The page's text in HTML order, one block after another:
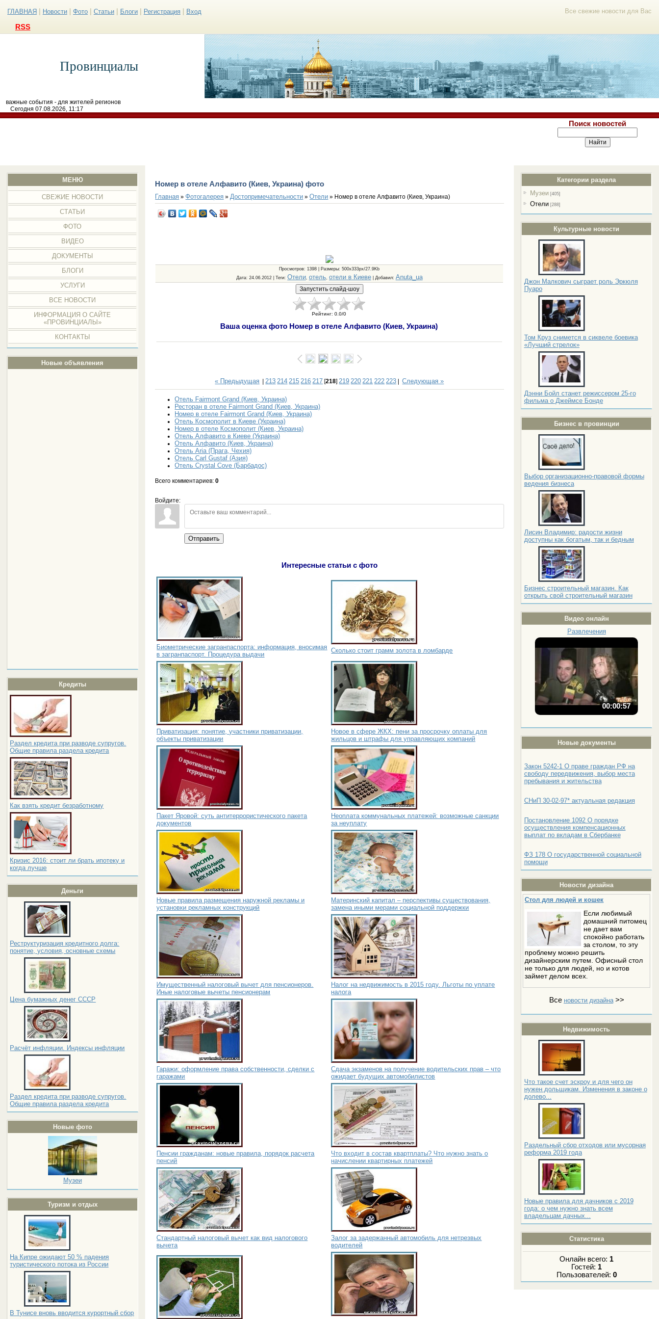
Все свежие новости для Вас
ГЛАВНАЯ Новости Фото Статьи Блоги Регистрация Вход
RSS
Провинциалы
важные события - для жителей регионов
Сегодня 07.08.2026, 11:17
Поиск новостей
МЕНЮ
СВЕЖИЕ НОВОСТИ
СТАТЬИ
ФОТО
ВИДЕО
ДОКУМЕНТЫ
БЛОГИ
УСЛУГИ
ВСЕ НОВОСТИ
ИНФОРМАЦИЯ О САЙТЕ
«ПРОВИНЦИАЛЫ»
КОНТАКТЫ
Новые объявления
Кредиты
Раздел кредита при разводе супругов.
Общие правила раздела кредита
Как взять кредит безработному
Кризис 2016: стоит ли брать ипотеку и
когда лучше
Деньги
Реструктуризация кредитного долга:
понятие, условия, основные схемы
Цена бумажных денег СССР
Расчёт инфляции. Индексы инфляции
Раздел кредита при разводе супругов.
Общие правила раздела кредита
Новые фото
Музеи
Туризм и отдых
На Кипре ожидают 50 % падения
туристического потока из России
В Тунисе вновь вводится курортный сбор
Категории раздела
Музеи [405]
Отели [288]
Культурные новости
Джон Малкович сыграет роль Эркюля
Пуаро
Том Круз снимется в сиквеле боевика
«Лучший стрелок»
Дэнни Бойл станет режиссером 25-го
фильма о Джеймсе Бонде
Бизнес в провинции
Выбор организационно-правовой формы
ведения бизнеса
Лисин Владимир: радости жизни
доступны как богатым, так и бедным
Бизнес строительный магазин. Как
открыть свой строительный магазин
Видео онлайн
Развлечения
00:00:57
Новые документы
Закон 5242-1 О праве граждан РФ на
свободу передвижения, выбор места
пребывания и жительства
СНиП 30-02-97* актуальная редакция
Постановление 1092 О порядке
осуществления компенсационных
выплат по вкладам в Сбербанке
ФЗ 178 О государственной социальной
помощи
Новости дизайна
Стол для людей и кошек
Если любимый
домашний питомец
не дает вам
спокойно работать
за столом, то эту
проблему можно решить
дизайнерским путем. Офисный стол
не только для людей, но и котов
займет делом всех.
Все новости дизайна>>
Недвижимость
Что такое счет эскроу и для чего он
нужен дольщикам. Изменения в законе о
долево...
Раздельный сбор отходов или мусорная
реформа 2019 года
Новые правила для дачников с 2019
года: о чем нужно знать всем
владельцам дачных...
Статистика
Онлайн всего: 1
Гостей: 1
Пользователей: 0
Номер в отеле Алфавито (Киев, Украина) фото
Главная »Фотогалерея » Достопримечательности »Отели » Номер в отеле Алфавито (Киев, Украина)
Просмотров: 1398 | Размеры: 500x333px/27.9Kb
Дата: 24.06.2012 | Теги: Отели отель, отели в Киеве| Добавил: Anuta_ua
Рейтинг:0.0/0
Ваша оценка фото Номер в отеле Алфавито (Киев, Украина)
« Предыдущая | 213 214 215 216 217 [218] 219 220 221 222 223 |Следующая »
Отель Fairmont Grand (Киев, Украина)
Ресторан в отеле Fairmont Grand (Киев, Украина)
Номер в отеле Fairmont Grand (Киев, Украина)
Отель Космополит в Киеве (Украина)
Номер в отеле Космополит (Киев, Украина)
Отель Алфавито в Киеве (Украина)
Отель Алфавито (Киев, Украина)
Отель Aria (Прага, Чехия)
Отель Carl Gustaf (Азия)
Отель Crystal Cove (Барбадос)
Всего комментариев:0
Войдите:
Отправить
Интересные статьи с фото
Биометрические загранпаспорта: информация, вносимая
в загранпаспорт. Процедура выдачи
Сколько стоит грамм золота в ломбарде
Приватизация: понятие, участники приватизации,
объекты приватизации
Новое в сфере ЖКХ: пени за просрочку оплаты для
жильцов и штрафы для управляющих компаний
Пакет Яровой: суть антитеррористического пакета
документов
Неоплата коммунальных платежей: возможные санкции
за неуплату
Новые правила размещения наружной рекламы и
установки рекламных конструкций
Материнский капитал – перспективы существования,
замена иными мерами социальной поддержки
Имущественный налоговый вычет для пенсионеров.
Иные налоговые вычеты пенсионерам
Налог на недвижимость в 2015 году. Льготы по уплате
налога
Гаражи: оформление права собственности, сделки с
гаражами
Сдача экзаменов на получение водительских прав – что
ожидает будущих автомобилистов
Пенсии гражданам: новые правила, порядок расчета
пенсий
Что входит в состав квартплаты? Что нужно знать о
начислении квартирных платежей
Стандартный налоговый вычет как вид налогового
вычета
Залог за задержанный автомобиль для нетрезвых
водителей